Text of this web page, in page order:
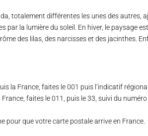
totalement différentes les unes des autres,
par la lumière du soleil. En hiver, le paysage
des lilas, des narcisses et des jacinthes.
la France, faites le 001 puis l’indicatif
faites le 011, puis le 33, suivi du
pour que votre carte postale arrive en France.